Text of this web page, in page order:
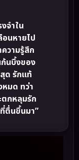
จำใน
อนหายไป
วามรู้สึก
นบึ้งของ
ด รักแท้
หมด ทว่า
ตกหลุมรัก
ตื่นขึ้นมา”